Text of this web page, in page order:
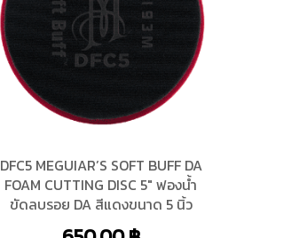
DFC5 MEGUIAR’S SOFT BUFF DA
FOAM CUTTING DISC 5″ ฟองน้ำ
ขัดลบรอย DA สีแดงขนาด 5 นิ้ว